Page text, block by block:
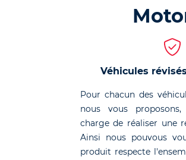
Véhicules
Pour chacun des
nous vous
charge de réaliser une
Ainsi nous pouvous
produit respecte